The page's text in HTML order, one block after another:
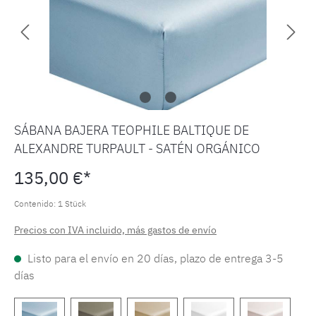
SÁBANA BAJERA TEOPHILE BALTIQUE DE
ALEXANDRE TURPAULT - SATÉN ORGÁNICO
135,00 €*
Contenido: 1 Stück
Precios con IVA incluido, más gastos de envío
Listo para el envío en 20 días, plazo de entrega 3-5
días